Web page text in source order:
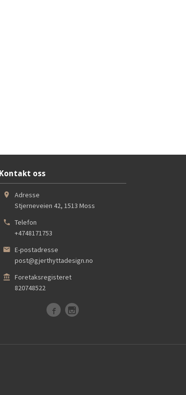
Kontakt oss
Adresse
Stjerneveien 42, 1513 Moss
Telefon
+4748171753
E-postadresse
post@gjerthyttadesign.no
Foretaksregisteret
820748522